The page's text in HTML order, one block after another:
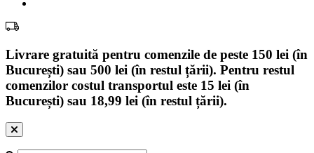
Livrare gratuită pentru comenzile de peste 150 lei (în
București) sau 500 lei (în restul țării). Pentru restul
comenzilor costul transportul este 15 lei (în
București) sau 18,99 lei (în restul țării).